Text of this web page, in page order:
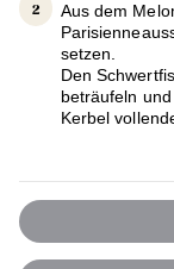
Aus dem
setzen.
Den
beträufeln
Kerbel